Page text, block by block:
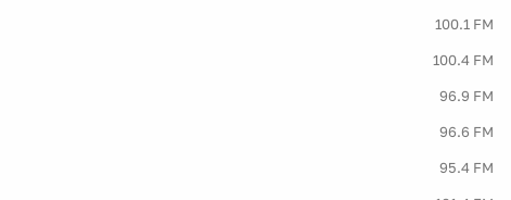
100.1 FM
100.4 FM
96.9 FM
96.6 FM
95.4 FM